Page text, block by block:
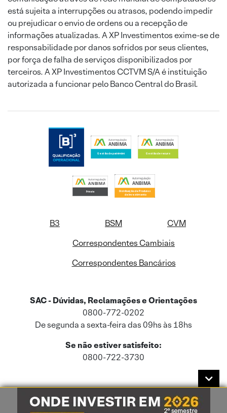
está sujeita a interrupções ou atrasos, podendo impedir
ou prejudicar o envio de ordens ou a recepção de
informações atualizadas. A XP Investimentos exime-se de
responsabilidade por danos sofridos por seus clientes,
por força de falha de serviços disponibilizados por
terceiros. A XP Investimentos CCTVM S/A é instituição
autorizada a funcionar pelo Banco Central do Brasil.
B3 BSM
CVM
Correspondentes Cambiais
Correspondentes Bancários
SAC - Dúvidas, Reclamações e Orientações
0800-772-0202
De segunda a sexta-feira das 09hs às 18hs
Se não estiver satisfeito:
0800-722-3730
Este site usa cookies e dados pessoais de acordo com a nossaPolítica de
Cookies
e a nossaPolítica de Privacidade.